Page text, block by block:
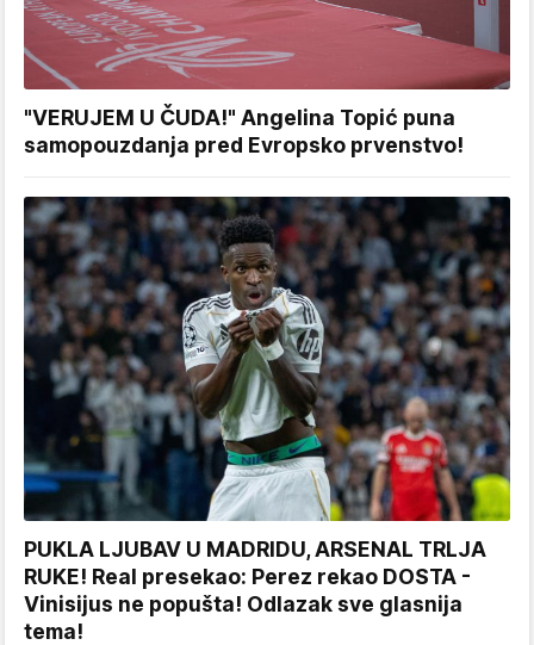
"VERUJEM U ČUDA!" Angelina Topić puna
samopouzdanja pred Evropsko prvenstvo!
PUKLA LJUBAV U MADRIDU, ARSENAL TRLJA
RUKE! Real presekao: Perez rekao DOSTA -
Vinisijus ne popušta! Odlazak sve glasnija
tema!